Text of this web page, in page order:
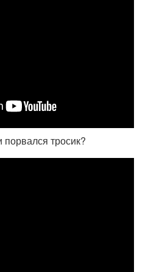
тросик?